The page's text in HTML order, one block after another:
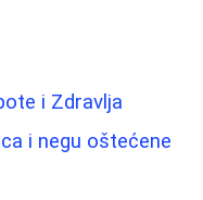
i Zdravlja
i negu oštećene